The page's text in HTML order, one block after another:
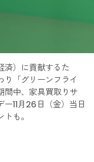
済）に貢献するた
り「グリーンフライ
間中、家具買取りサ
11月26日（金）当日
も。